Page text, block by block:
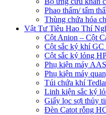
Phao thấm/ tấm
Thùng chứa hóa
Vật Tư Tiêu Hao Thí
Cột Anion – Cột
Cột sắc ký khí
Cột sắc ký lỏng
Phụ kiện máy
Phụ kiện máy
Túi chứa khí
Linh kiện sắc ký
Giấy lọc sợi thủy
Đèn Catot rỗng